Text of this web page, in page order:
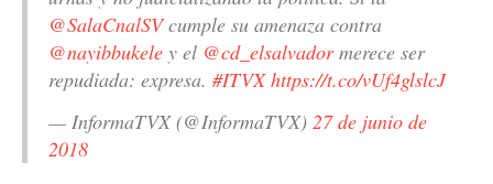
@SalaCnalSVcumple su amenaza contra
@nayibbukele y el @cd_elsalvadormerece ser
repudiada: expresa. #ITVX https://t.co/vUf4glslcJ
— InformaTVX (@InformaTVX) 27 de junio de
2018